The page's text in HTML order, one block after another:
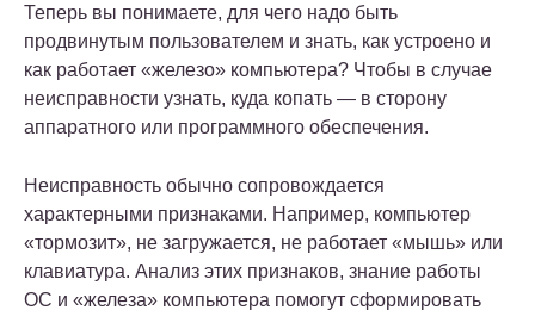
Теперь вы понимаете, для чего надо быть
продвинутым пользователем и знать, как устроено и
как работает «железо» компьютера? Чтобы в случае
неисправности узнать, куда копать — в сторону
аппаратного или программного обеспечения.
Неисправность обычно сопровождается
характерными признаками. Например, компьютер
«тормозит», не загружается, не работает «мышь» или
клавиатура. Анализ этих признаков, знание работы
ОС и «железа» компьютера помогут сформировать